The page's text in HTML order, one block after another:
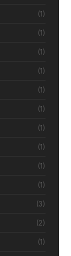
(1)
(1)
(1)
(1)
(1)
(1)
(1)
(1)
(1)
(1)
(3)
(2)
(1)